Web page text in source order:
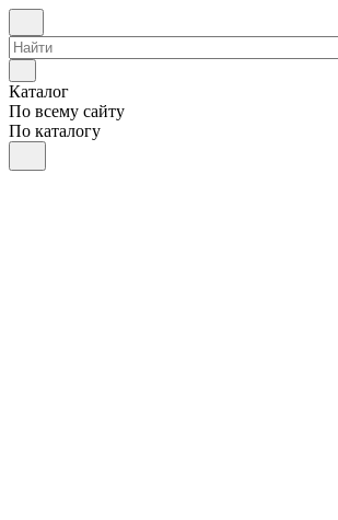
Каталог
По всему сайту
По каталогу